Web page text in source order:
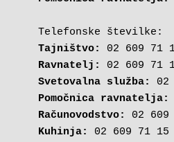
Tajništvo:
Ravnatelj:
Svetovalna služba:
Pomočnica ravnatelja:
Računovodstvo:
Kuhinja: